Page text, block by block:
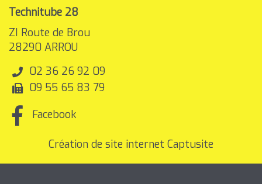
Technitube 28
ZI Route de Brou
28290 ARROU
02 36 26 92 09
09 55 65 83 79
Facebook
Création de site internet Captusite